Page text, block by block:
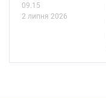
09.15
2 липня 2026